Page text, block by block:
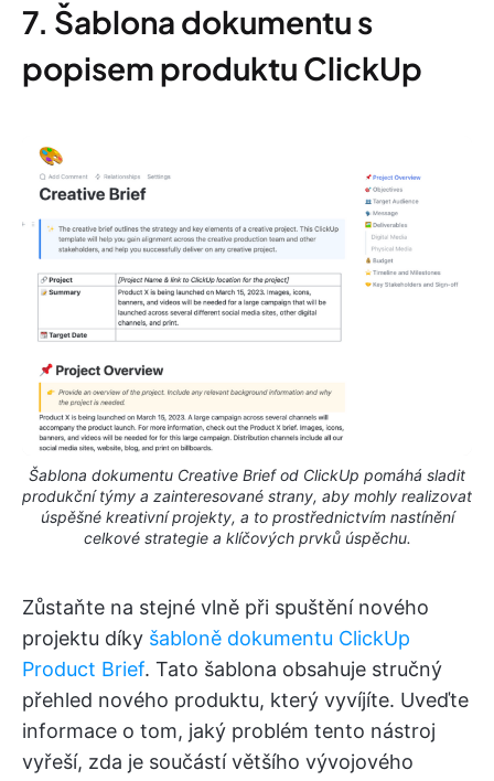
7. Šablona dokumentu s
popisem produktu ClickUp
Šablona dokumentu Creative Brief od ClickUp pomáhá sladit
produkční týmy a zainteresované strany, aby mohly realizovat
úspěšné kreativní projekty, a to prostřednictvím nastínění
celkové strategie a klíčových prvků úspěchu.
Zůstaňte na stejné vlně při spuštění nového
projektu díky šabloně dokumentu ClickUp
Product Brief. Tato šablona obsahuje stručný
přehled nového produktu, který vyvíjíte. Uveďte
informace o tom, jaký problém tento nástroj
vyřeší, zda je součástí většího vývojového